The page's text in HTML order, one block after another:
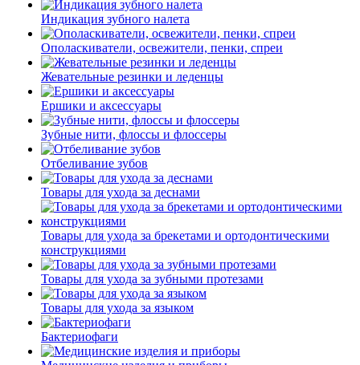
Индикация зубного налета
Ополаскиватели, освежители, пенки, спреи
Жевательные резинки и леденцы
Ершики и аксессуары
Зубные нити, флоссы и флоссеры
Отбеливание зубов
Товары для ухода за деснами
Товары для ухода за брекетами и ортодонтическими
конструкциями
Товары для ухода за зубными протезами
Товары для ухода за языком
Бактериофаги